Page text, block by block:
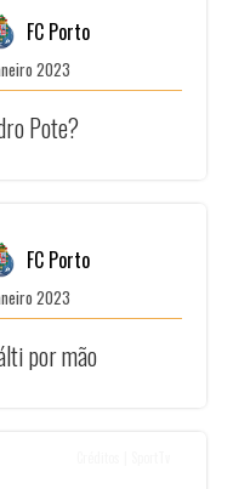
FC Porto
2023
Pote?
FC Porto
2023
por mão